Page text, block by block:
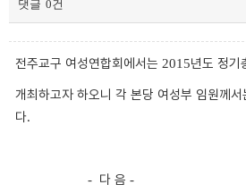
댓글 0건
전주교구 여성연합회에서는 2015년도 정기
개최하고자 하오니 각 본당 여성부 임원께
다.
- 다 음 -